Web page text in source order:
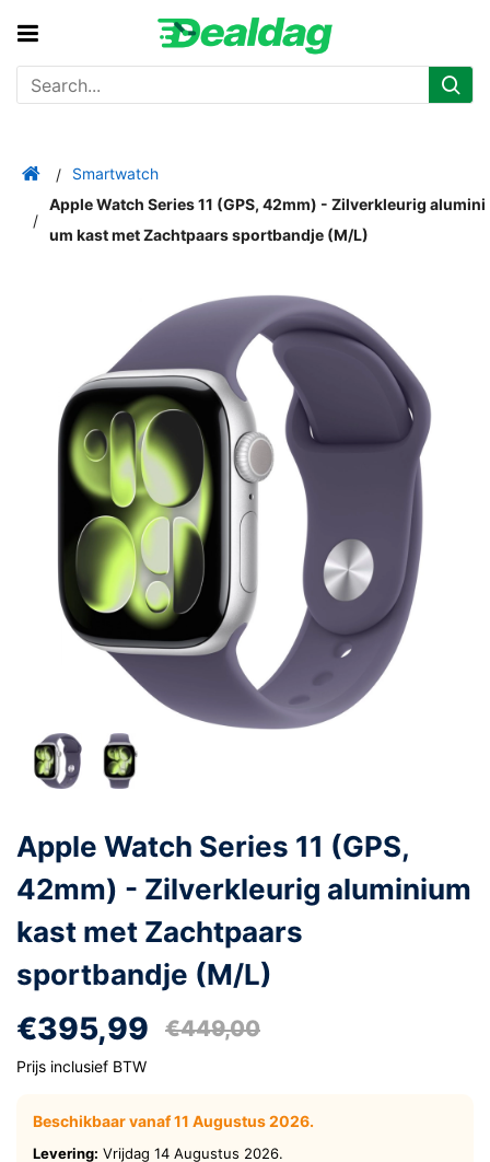
Smartwatch
Apple Watch Series 11 (GPS, 42mm) - Zilverkleurig alumini
um kast met Zachtpaars sportbandje (M/L)
Apple Watch Series 11 (GPS,
42mm) - Zilverkleurig aluminium
kast met Zachtpaars
sportbandje (M/L)
Prijs inclusief BTW
Beschikbaar vanaf 11 Augustus 2026.
Levering: Vrijdag 14 Augustus 2026.
€395,99 €449,00